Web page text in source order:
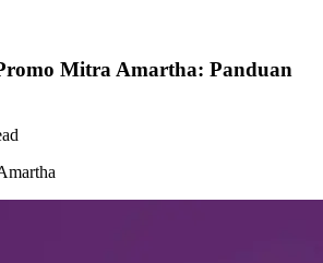
Mitra Amartha: Panduan